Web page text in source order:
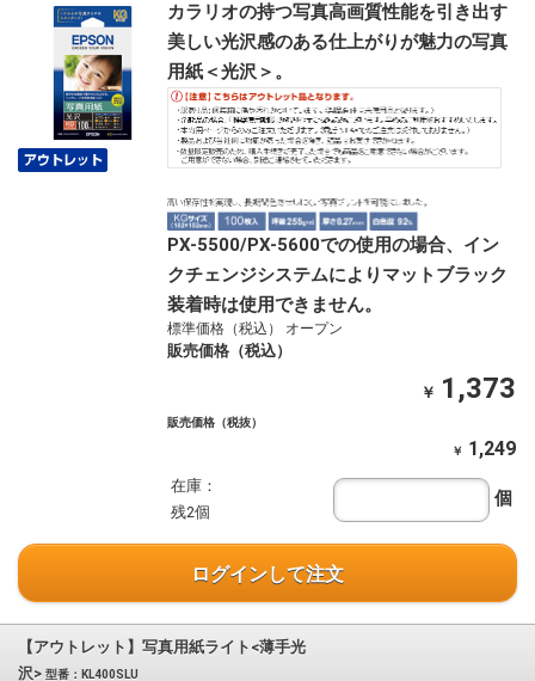
カラリオの持つ写真高画質性能を引き出す
美しい光沢感のある仕上がりが魅力の写真
用紙＜光沢＞。
PX-5500/PX-5600での使用の場合、イン
クチェンジシステムによりマットブラック
装着時は使用できません。
標準価格（税込） オープン
販売価格（税込）
￥ 1,373
販売価格（税抜）
￥ 1,249
在庫：
残2個
個
ログインして注文
【アウトレット】写真用紙ライト<薄手光
沢> 型番：KL400SLU